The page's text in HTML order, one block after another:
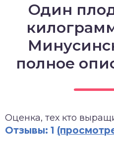
Один
полное
Оценка, тех кто
Отзывы: 1